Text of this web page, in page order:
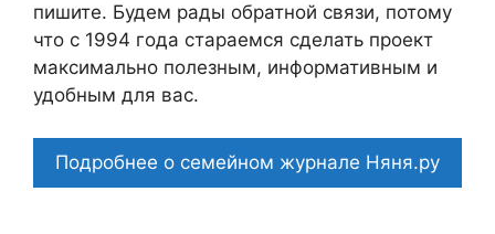
пишите. Будем рады обратной связи, потому
что c 1994 года стараемся сделать проект
максимально полезным, информативным и
удобным для вас.
Подробнее о семейном журнале Няня.ру